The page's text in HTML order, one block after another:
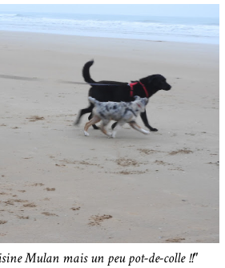
Mulan mais un peu pot-de-colle !!"